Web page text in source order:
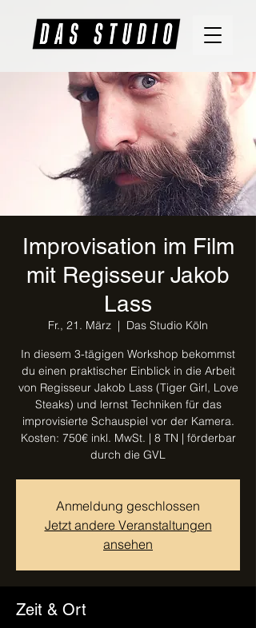
Improvisation im Film
mit Regisseur Jakob
Lass
Fr., 21. März
  |
Das Studio Köln
In diesem 3-tägigen Workshop bekommst
du einen praktischer Einblick in die Arbeit
von Regisseur Jakob Lass (Tiger Girl, Love
Steaks) und lernst Techniken für das
improvisierte Schauspiel vor der Kamera.
Kosten: 750€ inkl. MwSt. | 8 TN | förderbar
durch die GVL
Anmeldung geschlossen
Jetzt andere Veranstaltungen
ansehen
Zeit & Ort